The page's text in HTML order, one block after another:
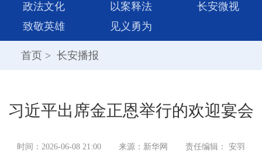
政法文化
以案释法
长安微视
致敬英雄
见义勇为
首页 > 长安播报
习近平出席金正恩举行的欢迎宴会
时间：2026-06-08 21:00 来源：新华网 责任编辑： 安羽